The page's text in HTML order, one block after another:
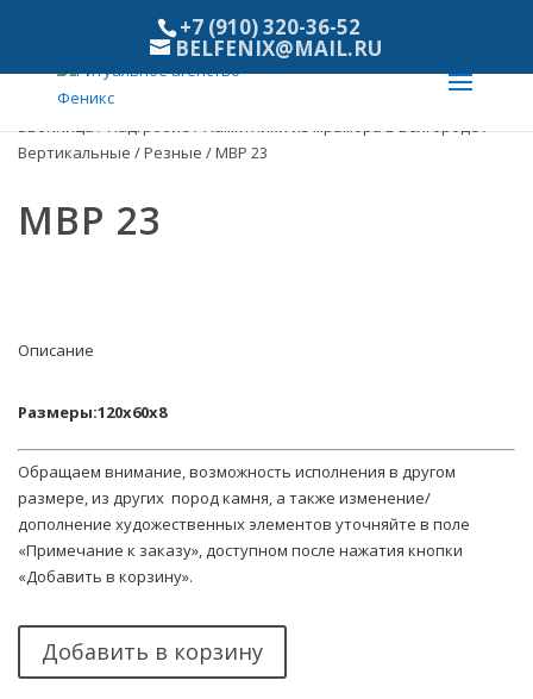
+7 (910) 320-36-52
BELFENIX@MAIL.RU
Звонница/Надгробие/Памятники из мрамора в Белгороде/
Вертикальные /Резные / МВР 23
МВР 23
Описание
Размеры:120x60x8
Обращаем внимание, возможность исполнения в другом
размере, из других пород камня, а также изменение/
дополнение художественных элементов уточняйте в поле
«Примечание к заказу», доступном после нажатия кнопки
«Добавить в корзину».
Добавить в корзину